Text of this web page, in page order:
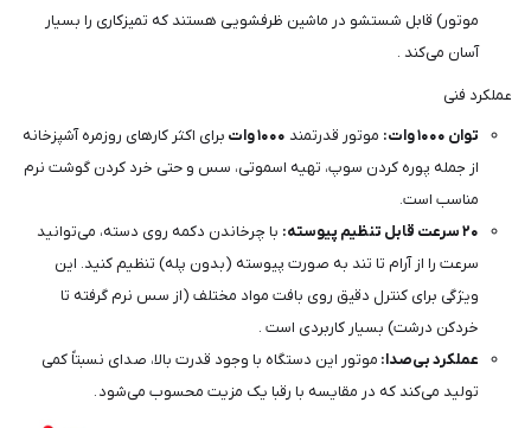
موتور) قابل شستشو در ماشین ظرفشویی هستند که تمیزکاری را بسیار
آسان می‌کند .
عملکرد فنی
توان ۱۰۰۰ وات:
موتور قدرتمند ۱۰۰۰وات برای اکثر کارهای روزمره آشپزخانه
از جمله پوره کردن سوپ، تهیه اسموتی، سس و حتی خرد کردن گوشت نرم
مناسب است.
۲۰ سرعت قابل تنظیم پیوسته:
با چرخاندن دکمه روی دسته، می‌توانید
سرعت را از آرام تا تند به صورت پیوسته (بدون پله) تنظیم کنید. این
ویژگی برای کنترل دقیق روی بافت مواد مختلف (از سس نرم گرفته تا
خردکن درشت) بسیار کاربردی است .
عملکرد بی‌صدا: موتور این دستگاه با وجود قدرت بالا، صدای نسبتاً کمی
تولید می‌کند که در مقایسه با رقبا یک مزیت محسوب می‌شود .